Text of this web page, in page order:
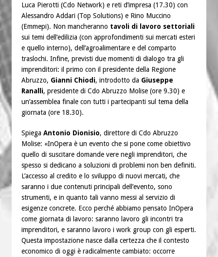
Luca Pierotti (Cdo Network) e reti d’impresa (17.30) con
Alessandro Addari (Top Solutions) e Rino Muccino
(Emmepi). Non mancheranno tavoli di lavoro settoriali
sui temi dell’edilizia (con approfondimenti sui mercati esteri
e quello interno), dell’agroalimentare e del comparto
traslochi. Infine, previsti due momenti di dialogo tra gli
imprenditori: il primo con il presidente della Regione
Abruzzo, Gianni Chiodi, introdotto da Giuseppe
Ranalli, presidente di Cdo Abruzzo Molise (ore 9.30) e
un’assemblea finale con tutti i partecipanti sul tema della
giornata (ore 18.30).
Spiega Antonio Dionisio, direttore di Cdo Abruzzo
Molise: «InOpera è un evento che si pone come obiettivo
quello di suscitare domande vere negli imprenditori, che
spesso si dedicano a soluzioni di problemi non ben definiti.
L’accesso al credito e lo sviluppo di nuovi mercati, che
saranno i due contenuti principali dell’evento, sono
strumenti, e in quanto tali vanno messi al servizio di
esigenze concrete. Ecco perché abbiamo pensato InOpera
come giornata di lavoro: saranno lavoro gli incontri tra
imprenditori, e saranno lavoro i work group con gli esperti.
Questa impostazione nasce dalla certezza che il contesto
economico di oggi è radicalmente cambiato: occorre